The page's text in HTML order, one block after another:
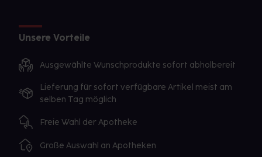
Unsere Vorteile
Ausgewählte Wunschprodukte sofort abholbereit
Lieferung für sofort verfügbare Artikel meist am
selben Tag möglich
Freie Wahl der Apotheke
Große Auswahl an Apotheken